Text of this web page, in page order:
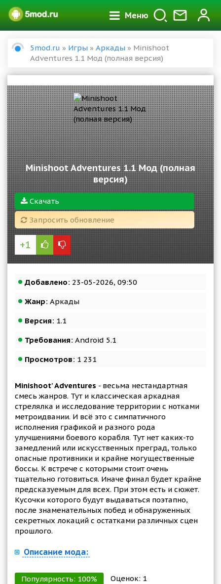
Меню
5mod.ru » Игры » Аркады » Minishoot
Adventures 1.1 Мод (полная версия)
Minishoot Adventures 1.1 Мод (полная
версия)
Скачать
Запросить обновление
+1
Добавлено: 23-05-2026, 09:50
Жанр: Аркады
Версия: 1.1
Требования: Android 5.1
Просмотров: 1 231
Minishoot' Adventures - весьма нестандартная
смесь жанров. Тут и классическая аркадная
стрелялка и исследование территории с нотками
метроидвании. И всё это с симпатичного
исполнения графикой и разного рода
улучшениями боевого корабля. Тут нет каких-то
замедлений или искусственных преград, только
опасные противники и крайне могущественные
боссы. К встрече с которыми стоит очень
тщательно готовиться. Иначе финал будет крайне
предсказуемым для всех. При этом есть и сюжет.
Кусочки которого будут выдаваться поэтапно,
после знаменательных побед и обнаруженных
секретных локаций с остатками различных сцен
прошлого.
Описание мода:
Популярность: 100% Оценок: 1